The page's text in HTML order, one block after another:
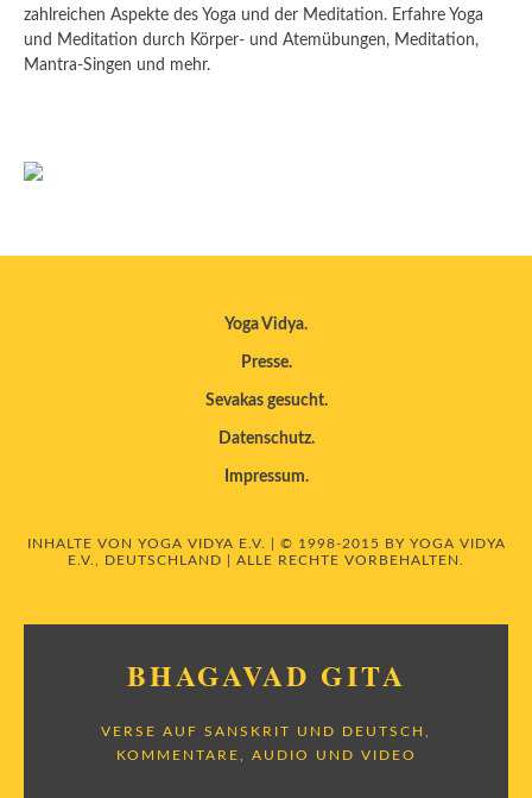
zahlreichen Aspekte des Yoga und der Meditation. Erfahre Yoga
und Meditation durch Körper- und Atemübungen, Meditation,
Mantra-Singen und mehr.
Yoga Vidya
Presse
Sevakas gesucht
Datenschutz
Impressum
INHALTE VON YOGA VIDYA E.V. | © 1998-2015 BY YOGA VIDYA
E.V., DEUTSCHLAND | ALLE RECHTE VORBEHALTEN.
BHAGAVAD GITA
VERSE AUF SANSKRIT UND DEUTSCH,
KOMMENTARE, AUDIO UND VIDEO